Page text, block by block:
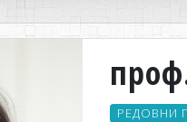
РЕДОВНИ